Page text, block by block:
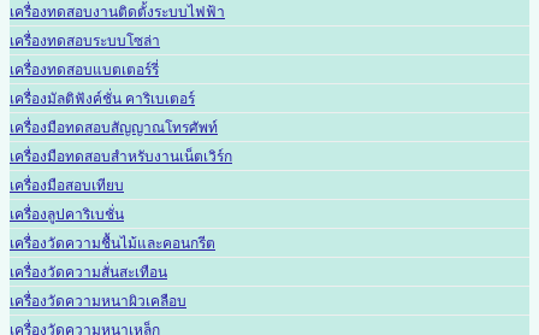
เครื่องทดสอบงานติดตั้งระบบไฟฟ้า
เครื่องทดสอบระบบโซล่า
เครื่องทดสอบแบตเตอร์รี่
เครื่องมัลติฟังค์ชั่น คาริเบเตอร์
เครื่องมือทดสอบสัญญาณโทรศัพท์
เครื่องมือทดสอบสำหรับงานเน็ตเวิร์ก
เครื่องมือสอบเทียบ
เครื่องลูปคาริเบชั่น
เครื่องวัดความชื้นไม้และคอนกรีต
เครื่องวัดความสั่นสะเทือน
เครื่องวัดความหนาผิวเคลือบ
เครื่องวัดความหนาเหล็ก